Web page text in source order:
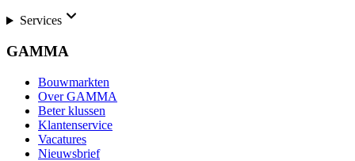
Services
GAMMA
Bouwmarkten
Over GAMMA
Beter klussen
Klantenservice
Vacatures
Nieuwsbrief